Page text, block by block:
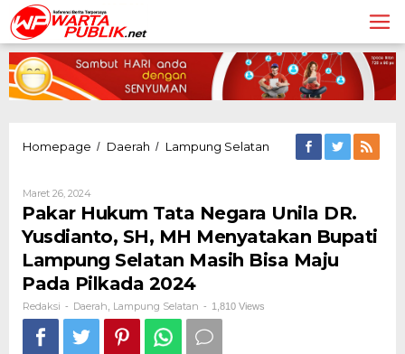
Lewati
ke
konten
Homepage / Daerah / Lampung Selatan
Hukum
Unila
DR.
Yusdianto,
SH,
Maret 26, 2024Oleh
Redaksi
Pakar Hukum Tata Negara Unila DR.
Yusdianto, SH, MH Menyatakan Bupati
Lampung Selatan Masih Bisa Maju
Pada Pilkada 2024
Redaksi - Daerah Lampung Selatan - 1,810 Views